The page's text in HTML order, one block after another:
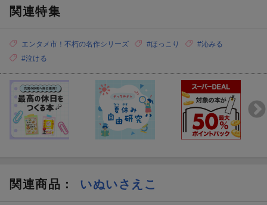
関連特集
エンタメ市！不朽の名作シリーズ #ほっこり
#沁みる
#泣ける
関連商品 ： いぬいさえこ